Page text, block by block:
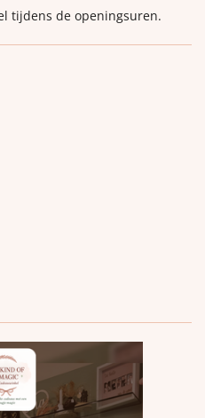
tijdens de openingsuren.